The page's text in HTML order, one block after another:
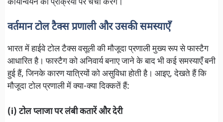
कार्यान्वयन की प्रक्रिया पर चर्चा करेंगे।
वर्तमान टोल टैक्स प्रणाली और उसकी समस्याएँ
भारत में हाईवे टोल टैक्स वसूली की मौजूदा प्रणाली मुख्य रूप से फास्टैग
आधारित है। फास्टैग को अनिवार्य बनाए जाने के बाद भी कई समस्याएँ बनी
हुई हैं, जिनके कारण यात्रियों को असुविधा होती है। आइए, देखते हैं कि
मौजूदा टोल प्रणाली में क्या-क्या दिक्कतें हैं:
(i) टोल प्लाजा पर लंबी कतारें और देरी